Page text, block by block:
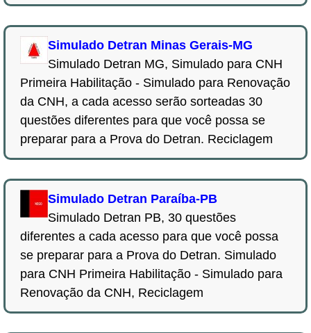
Simulado Detran Minas Gerais-MG
Simulado Detran MG, Simulado para CNH
Primeira Habilitação - Simulado para Renovação
da CNH, a cada acesso serão sorteadas 30
questões diferentes para que você possa se
preparar para a Prova do Detran. Reciclagem
Simulado Detran Paraíba-PB
Simulado Detran PB, 30 questões
diferentes a cada acesso para que você possa
se preparar para a Prova do Detran. Simulado
para CNH Primeira Habilitação - Simulado para
Renovação da CNH, Reciclagem